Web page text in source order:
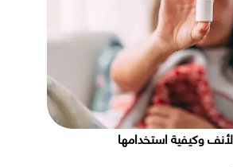
وكيفية استخدامها